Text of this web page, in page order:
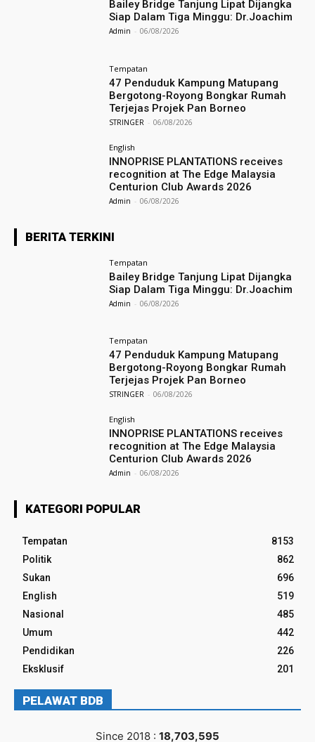
Bailey Bridge Tanjung Lipat Dijangka
Siap Dalam Tiga Minggu: Dr.Joachim
Admin - 06/08/2026
Tempatan
47 Penduduk Kampung Matupang
Bergotong-Royong Bongkar Rumah
Terjejas Projek Pan Borneo
STRINGER - 06/08/2026
English
INNOPRISE PLANTATIONS receives
recognition at The Edge Malaysia
Centurion Club Awards 2026
Admin - 06/08/2026
BERITA TERKINI
Tempatan
Bailey Bridge Tanjung Lipat Dijangka
Siap Dalam Tiga Minggu: Dr.Joachim
Admin - 06/08/2026
Tempatan
47 Penduduk Kampung Matupang
Bergotong-Royong Bongkar Rumah
Terjejas Projek Pan Borneo
STRINGER - 06/08/2026
English
INNOPRISE PLANTATIONS receives
recognition at The Edge Malaysia
Centurion Club Awards 2026
Admin - 06/08/2026
KATEGORI POPULAR
Tempatan
8153
Politik
862
Sukan
696
English
519
Nasional
485
Umum
442
Pendidikan
226
Eksklusif
201
PELAWAT BDB
Since 2018 : 18,703,595